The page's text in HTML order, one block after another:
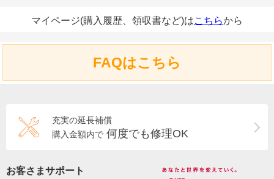
マイページ(購入履歴、領収書など)はこちらから
FAQはこちら
充実の延長補償
購入金額内で 何度でも修理OK
お客さまサポート